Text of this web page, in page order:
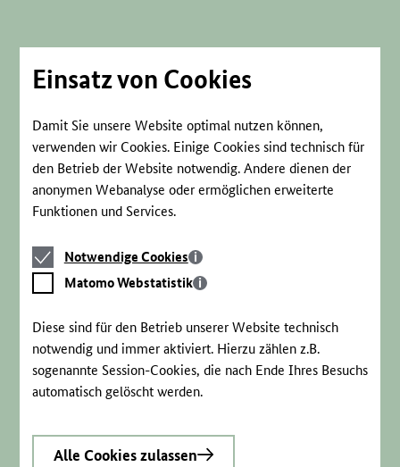
Einsatz von Cookies
Damit Sie unsere Website optimal nutzen können,
verwenden wir Cookies. Einige Cookies sind technisch für
den Betrieb der Website notwendig. Andere dienen der
anonymen Webanalyse oder ermöglichen erweiterte
Funktionen und Services.
Notwendige
Cookies
Notwendige Cookies
Matomo
Webstatistik
Matomo Webstatistik
Diese sind für den Betrieb unserer Website technisch
notwendig und immer aktiviert. Hierzu zählen z.B.
sogenannte Session-Cookies, die nach Ende Ihres Besuchs
automatisch gelöscht werden.
Alle Cookies zulassen